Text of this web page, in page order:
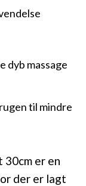
30cm er en
der er lagt
dyb massage
til mindre